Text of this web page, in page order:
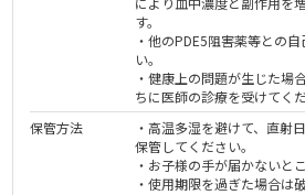
す。
・他のPDE5阻害薬等との
い。
・健康上の問題が生じた場
ちに医師の診療を受けてくだ
保管方法
・高温多湿を避けて、直射
保管してください。
・お子様の手が届かないと
・使用期限を過ぎた場合は